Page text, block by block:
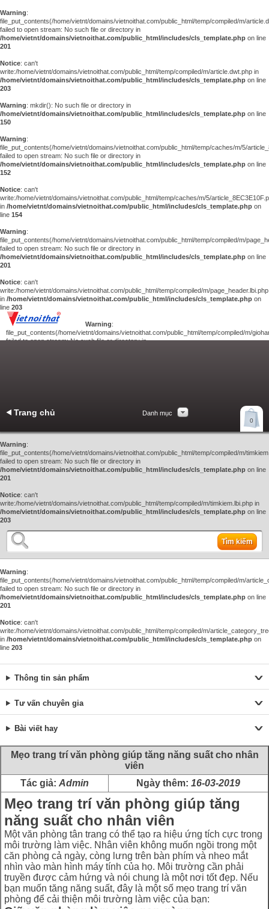
Warning:
file_put_contents(/home/vietnt/domains/vietnoithat.com/public_html/temp/compiled/m/
failed to open stream: No such file or directory in
/home/vietnt/domains/vietnoithat.com/public_html/includes/cls_template.php on line
201
Notice: can't
write:/home/vietnt/domains/vietnoithat.com/public_html/temp/compiled/m/article.dwt.php in
/home/vietnt/domains/vietnoithat.com/public_html/includes/cls_template.php on line
203
Warning: mkdir(): No such file or directory in
/home/vietnt/domains/vietnoithat.com/public_html/includes/cls_template.php on line
150
Warning:
file_put_contents(/home/vietnt/domains/vietnoithat.com/public_html/temp/caches/m/5/
failed to open stream: No such file or directory in
/home/vietnt/domains/vietnoithat.com/public_html/includes/cls_template.php on line
152
Notice: can't
write:/home/vietnt/domains/vietnoithat.com/public_html/temp/caches/m/5/
in /home/vietnt/domains/vietnoithat.com/public_html/includes/cls_template.php on
line 154
Warning:
file_put_contents(/home/vietnt/domains/vietnoithat.com/public_html/temp/compiled/m/
failed to open stream: No such file or directory in
/home/vietnt/domains/vietnoithat.com/public_html/includes/cls_template.php on line
201
Notice: can't
write:/home/vietnt/domains/vietnoithat.com/public_html/temp/compiled/m/page_header.lbi.php
in /home/vietnt/domains/vietnoithat.com/public_html/includes/cls_template.php on
line 203
Warning:
file_put_contents(/home/vietnt/domains/vietnoithat.com/public_html/temp/compiled/m/
failed to open stream: No such file or directory in
0
Trang chủ Danh mục
Warning:
file_put_contents(/home/vietnt/domains/vietnoithat.com/public_html/temp/compiled/m/
failed to open stream: No such file or directory in
/home/vietnt/domains/vietnoithat.com/public_html/includes/cls_template.php on line
201
Notice: can't
write:/home/vietnt/domains/vietnoithat.com/public_html/temp/compiled/m/timkiem.lbi.php in
/home/vietnt/domains/vietnoithat.com/public_html/includes/cls_template.php on line
203
Tìm kiếm
Warning:
file_put_contents(/home/vietnt/domains/vietnoithat.com/public_html/temp/compiled/m/
failed to open stream: No such file or directory in
/home/vietnt/domains/vietnoithat.com/public_html/includes/cls_template.php on line
201
Notice: can't
write:/home/vietnt/domains/vietnoithat.com/public_html/temp/compiled/m/
in /home/vietnt/domains/vietnoithat.com/public_html/includes/cls_template.php on
line 203
Thông tin sản phẩm
Tư vấn chuyên gia
Bài viết hay
Mẹo trang trí văn phòng giúp tăng năng suất cho nhân
viên
Tác giả: Admin Ngày thêm: 16-03-2019
Mẹo trang trí văn phòng giúp tăng
năng suất cho nhân viên
Một văn phòng tân trang có thể tạo ra hiệu ứng tích cực trong
môi trường làm việc. Nhân viên không muốn ngồi trong một
căn phòng cả ngày, còng lưng trên bàn phím và nheo mắt
nhìn vào màn hình máy tính của họ. Môi trường cần phải
truyền được cảm hứng và nói chung là một nơi tốt đẹp. Nếu
bạn muốn tăng năng suất, đây là một số mẹo trang trí văn
phòng để cải thiện môi trường làm việc của bạn: